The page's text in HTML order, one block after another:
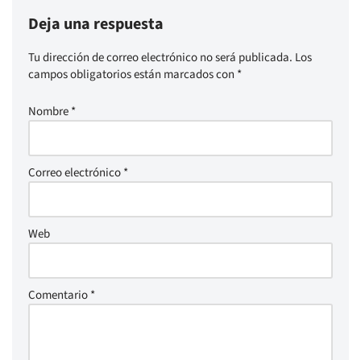
Deja una respuesta
Tu dirección de correo electrónico no será publicada. Los
campos obligatorios están marcados con *
Nombre*
Correo electrónico*
Web
Comentario*